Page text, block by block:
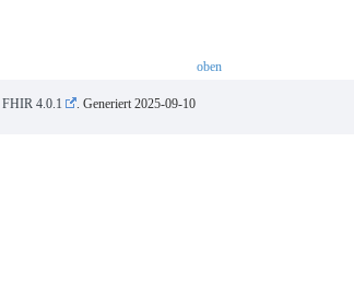
oben
FHIR 4.0.1 . Generiert 2025-09-10